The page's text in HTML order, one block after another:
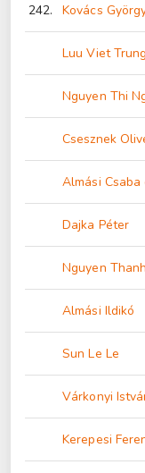
242. Kovács
Luu Viet
Nguyen Thi
Csesznek
Almási Csaba
Dajka Péter
Nguyen
Almási Ildikó
Sun Le Le
Várkonyi
Kerepesi